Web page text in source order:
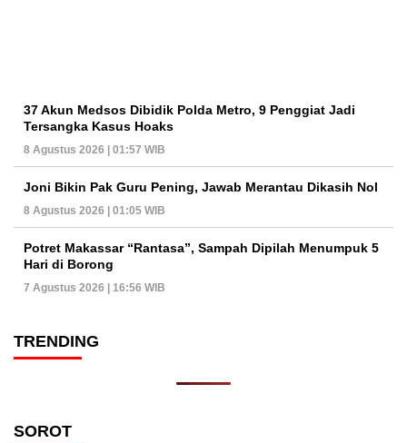
37 Akun Medsos Dibidik Polda Metro, 9 Penggiat Jadi
Tersangka Kasus Hoaks
8 Agustus 2026 | 01:57 WIB
Joni Bikin Pak Guru Pening, Jawab Merantau Dikasih Nol
8 Agustus 2026 | 01:05 WIB
Potret Makassar “Rantasa”, Sampah Dipilah Menumpuk 5
Hari di Borong
7 Agustus 2026 | 16:56 WIB
TRENDING
SOROT